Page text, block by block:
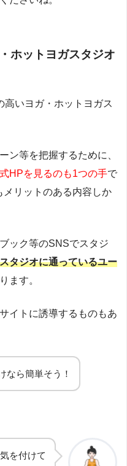
ホットヨガスタジオ
高いヨガ・ホットヨガス
ン等を把握するために、
HPを見るのも1つの手で
リットのある内容しか
ック等のSNSでスタジ
タジオに通っているユー
ます。
イトに誘導するものもあ
なら簡単そう！
を付けて